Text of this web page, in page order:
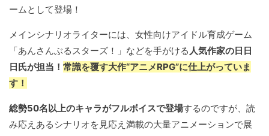
ームとして登場！
メインシナリオライターには、女性向けアイドル育成ゲーム
「あんさんぶるスターズ！」などを手がける 人気作家の日日
日氏が担当！ 常識を覆す大作“アニメRPG”に仕上がっていま
す！
総勢50名以上のキャラがフルボイスで登場するのですが、読
み応えあるシナリオを見応え満載の大量アニメーションで展